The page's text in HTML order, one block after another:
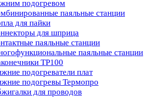
подогревом
паяльные станции
для пайки
для шприца
паяльные станции
паяльные станции
TP100
подогреватели плат
подогревы Термопро
для проводов